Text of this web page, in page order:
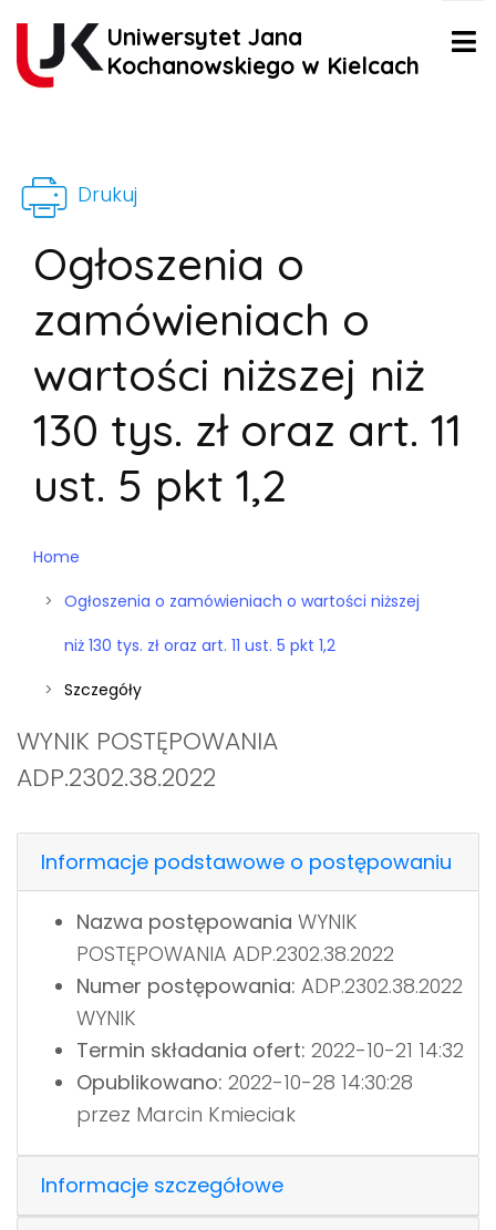
Uniwersytet Jana
Kochanowskiego w Kielcach
Drukuj
Ogłoszenia o
zamówieniach o
wartości niższej niż
130 tys. zł oraz art. 11
ust. 5 pkt 1,2
Home
Ogłoszenia o zamówieniach o wartości niższej
niż 130 tys. zł oraz art. 11 ust. 5 pkt 1,2
Szczegóły
WYNIK POSTĘPOWANIA
ADP.2302.38.2022
Informacje podstawowe o postępowaniu
Nazwa postępowania WYNIK
POSTĘPOWANIA ADP.2302.38.2022
Numer postępowania: ADP.2302.38.2022
WYNIK
Termin składania ofert: 2022-10-21 14:32
Opublikowano: 2022-10-28 14:30:28
przez Marcin Kmieciak
Informacje szczegółowe